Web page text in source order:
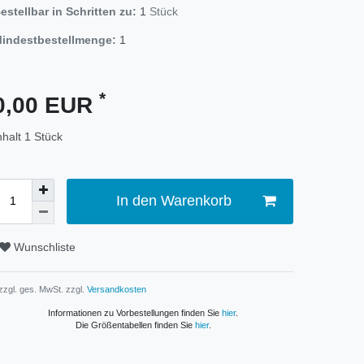
in Schritten zu: 1 Stück
1
EUR *
1 Stück
In den Warenkorb
Wunschliste
ges. MwSt. zzgl. Versandkosten
Informationen zu Vorbestellungen finden Sie hier.
Die Größentabellen finden Sie hier.